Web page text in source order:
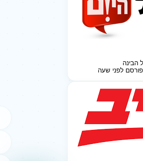
הבינה
פורסם לפני שעה